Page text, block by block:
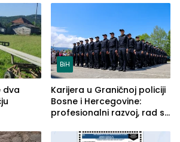
dva
BiH
Karijera u Graničnoj policiji
Bosne i Hercegovine:
profesionalni razvoj, rad sa
služba građanima